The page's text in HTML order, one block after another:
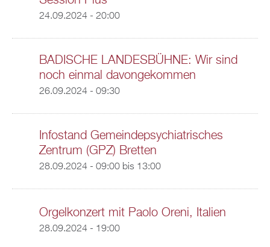
24.09.2024 - 20:00
BADISCHE LANDESBÜHNE: Wir sind
noch einmal davongekommen
26.09.2024 - 09:30
Infostand Gemeindepsychiatrisches
Zentrum (GPZ) Bretten
28.09.2024 - 09:00bis 13:00
Orgelkonzert mit Paolo Oreni, Italien
28.09.2024 - 19:00